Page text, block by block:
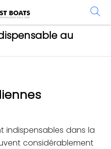
au
indispensables dans la
considérablement